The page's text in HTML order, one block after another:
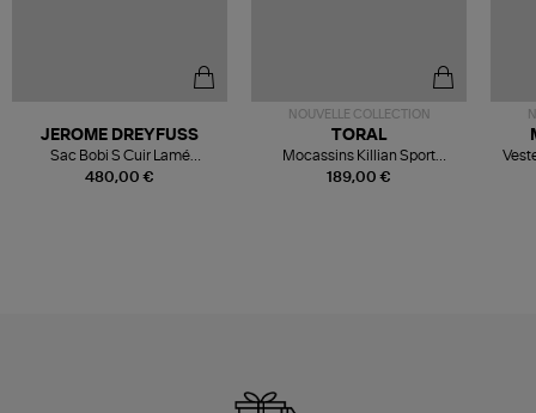
480,00 €
JEROME DREYFUSS
Sac Bobi S Cuir Lamé
Champagne
NOUVELLE COLLECTION
189,00 €
TORAL
Mocassins Killian Sport
Mousse